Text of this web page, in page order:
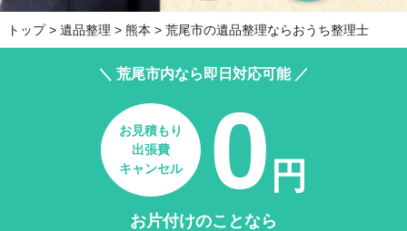
トップ 遺品整理 熊本 荒尾市の遺品整理ならおうち整理士
＼ 荒尾市内なら即日対応可能 ／
お見積もり
出張費
キャンセル
0 円
お片付けのことなら